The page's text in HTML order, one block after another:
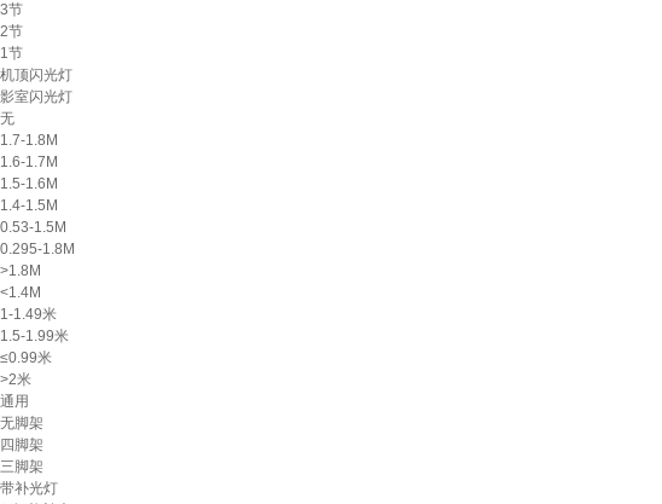
3节
2节
1节
机顶闪光灯
影室闪光灯
无
1.7-1.8M
1.6-1.7M
1.5-1.6M
1.4-1.5M
0.53-1.5M
0.295-1.8M
>1.8M
<1.4M
1-1.49米
1.5-1.99米
≤0.99米
>2米
通用
无脚架
四脚架
三脚架
带补光灯